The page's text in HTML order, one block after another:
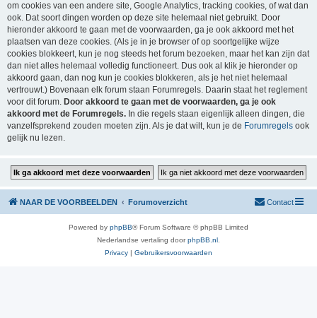
om cookies van een andere site, Google Analytics, tracking cookies, of wat dan
ook. Dat soort dingen worden op deze site helemaal niet gebruikt. Door
hieronder akkoord te gaan met de voorwaarden, ga je ook akkoord met het
plaatsen van deze cookies. (Als je in je browser of op soortgelijke wijze
cookies blokkeert, kun je nog steeds het forum bezoeken, maar het kan zijn dat
dan niet alles helemaal volledig functioneert. Dus ook al klik je hieronder op
akkoord gaan, dan nog kun je cookies blokkeren, als je het niet helemaal
vertrouwt.) Bovenaan elk forum staan Forumregels. Daarin staat het reglement
voor dit forum. Door akkoord te gaan met de voorwaarden, ga je ook
akkoord met de Forumregels. In die regels staan eigenlijk alleen dingen, die
vanzelfsprekend zouden moeten zijn. Als je dat wilt, kun je de Forumregels ook
gelijk nu lezen.
NAAR DE VOORBEELDEN Forumoverzicht Contact
Powered by phpBB® Forum Software © phpBB Limited
Nederlandse vertaling doorphpBB.nl
Privacy | Gebruikersvoorwaarden